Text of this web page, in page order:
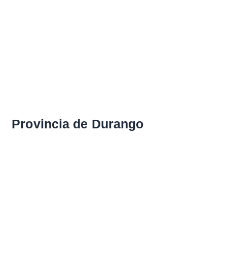
Provincia de Durango